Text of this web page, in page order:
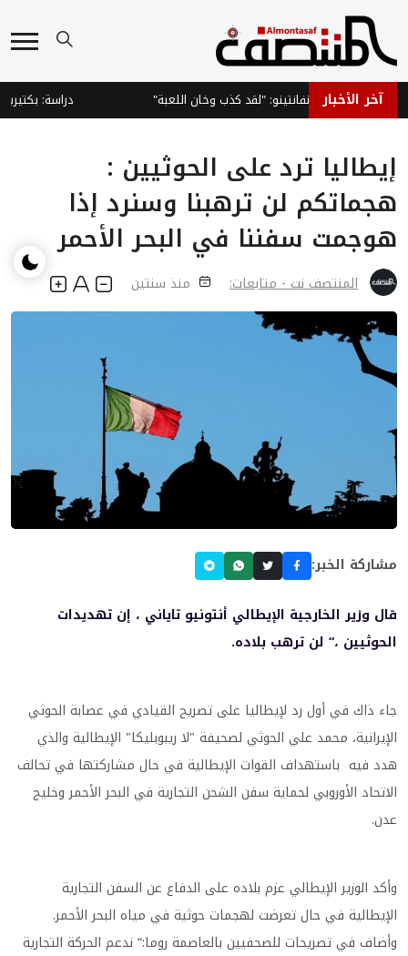
آخر الأخبار
يطالب بإقالة إنفانتينو: "لقد كذب وخان اللعبة" دراسة: بكتيريا
إيطاليا ترد على الحوثيين :
هجماتكم لن ترهبنا وسنرد إذا
هوجمت سفننا في البحر الأحمر
المنتصف نت - متابعات: منذ سنتين
مشاركة الخبر:
قال وزير الخارجية الإيطالي أنتونيو تاياني ، إن تهديدات
الحوثيين ،“ لن ترهب بلاده.
جاء ذاك في أول رد لإيطاليا على تصريح القيادي في عصابة الحوثي
الإيرانية، محمد علي الحوثي لصحيفة "لا ريبوبليكا" الإيطالية والذي
هدد فيه باستهداف القوات الإيطالية في حال مشاركتها في تحالف
الاتحاد الأوروبي لحماية سفن الشحن التجارية في البحر الأحمر وخليج
عدن.
وأكد الوزير الإيطالي عزم بلاده على الدفاع عن السفن التجارية
الإيطالية في حال تعرضت لهجمات حوثية في مياه البحر الأحمر.
وأضاف في تصريحات للصحفيين بالعاصمة روما:“ ندعم الحركة التجارية